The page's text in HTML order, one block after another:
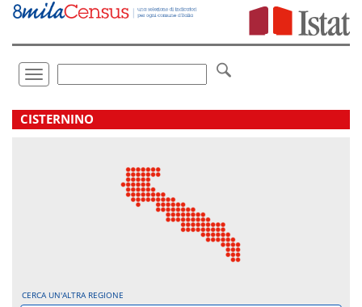
Vai
direttamente
Toggle
navigation
.
CISTERNINO
CERCA UN'ALTRA REGIONE